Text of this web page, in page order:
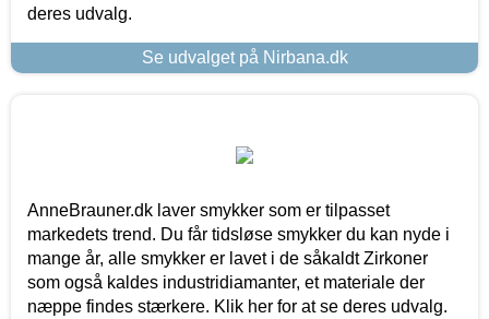
deres udvalg.
Se udvalget på Nirbana.dk
AnneBrauner.dk laver smykker som er tilpasset
markedets trend. Du får tidsløse smykker du kan nyde i
mange år, alle smykker er lavet i de såkaldt Zirkoner
som også kaldes industridiamanter, et materiale der
næppe findes stærkere. Klik her for at se deres udvalg.